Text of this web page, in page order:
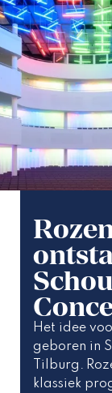
Het idee
geboren in
Tilburg.
klassiek